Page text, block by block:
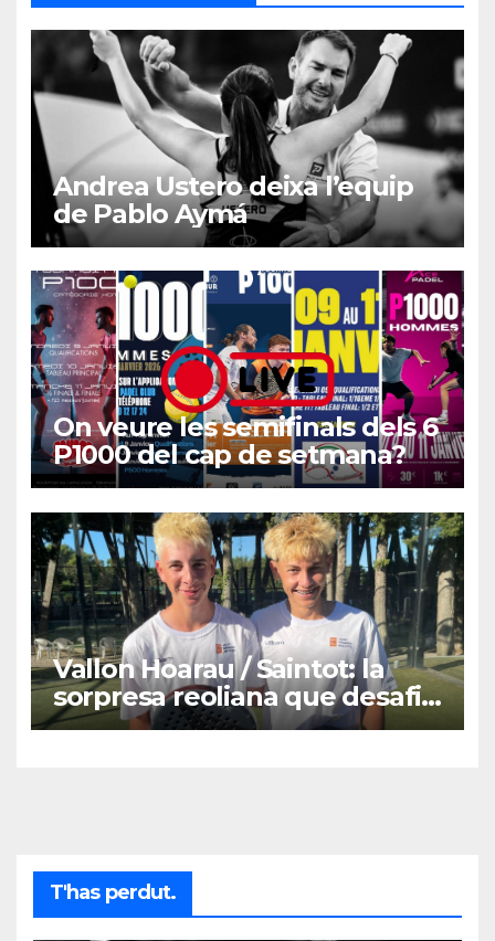
Andrea Ustero deixa l’equip
de Pablo Aymá
On veure les semifinals dels 6
P1000 del cap de setmana?
Vallon Hoarau / Saintot: la
sorpresa reoliana que desafia
la cap de sèrie 1
T'has perdut.